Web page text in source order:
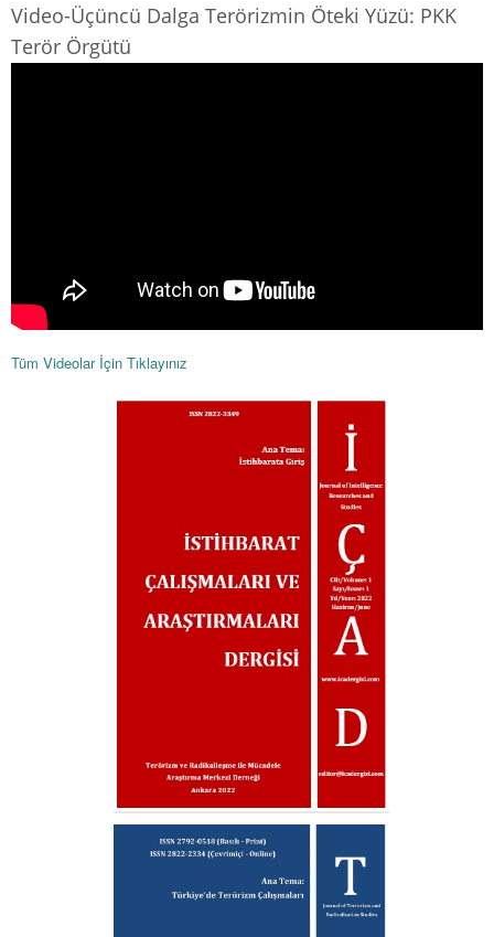
Video-Üçüncü Dalga Terörizmin Öteki Yüzü: PKK
Terör Örgütü
Tüm Videolar İçin Tıklayınız